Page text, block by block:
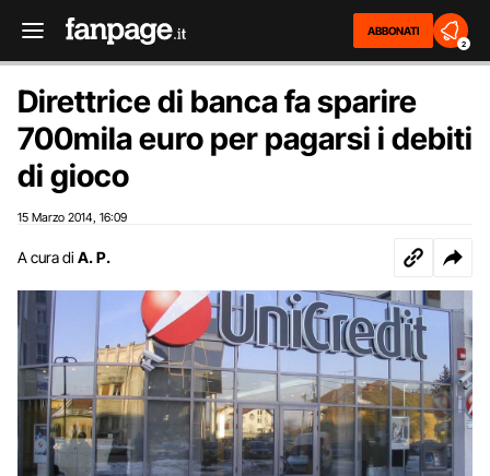
ABBONATI
2
Direttrice di banca fa sparire
700mila euro per pagarsi i debiti
di gioco
15 Marzo 2014 16:09
A cura di A. P.